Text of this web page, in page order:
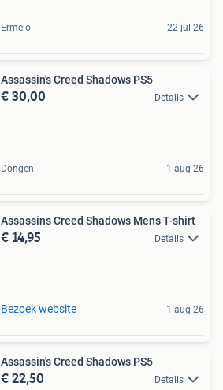
Ermelo 22 jul 26
Assassin's Creed Shadows PS5
€ 30,00 Details
Dongen 1 aug 26
Assassins Creed Shadows Mens T-shirt
€ 14,95 Details
Bezoek website 1 aug 26
Assassin's Creed Shadows PS5
€ 22,50 Details